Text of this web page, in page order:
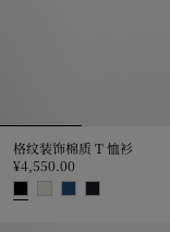
格纹装饰棉质 T 恤衫
¥4,550.00